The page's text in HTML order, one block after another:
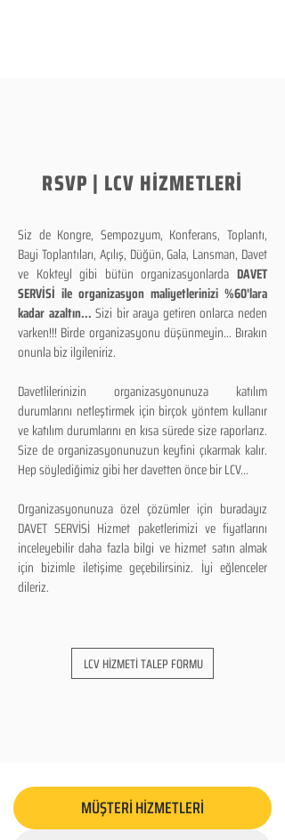
RSVP | LCV HİZMETLERİ
Siz de Kongre, Sempozyum, Konferans, Toplantı,
Bayi Toplantıları, Açılış, Düğün, Gala, Lansman, Davet
ve Kokteyl gibi bütün organizasyonlarda DAVET
SERVİSİ ile organizasyon maliyetlerinizi %60'lara
kadar azaltın...Sizi bir araya getiren onlarca neden
varken!!! Birde organizasyonu düşünmeyin... Bırakın
onunla biz ilgileniriz.
Davetlilerinizin organizasyonunuza katılım
durumlarını netleştirmek için birçok yöntem kullanır
ve katılım durumlarını en kısa sürede size raporlarız.
Size de organizasyonunuzun keyfini çıkarmak kalır.
Hep söylediğimiz gibi her davetten önce bir LCV...
Organizasyonunuza özel çözümler için buradayız
DAVET SERVİSİ Hizmet paketlerimizi ve fiyatlarını
inceleyebilir daha fazla bilgi ve hizmet satın almak
için bizimle iletişime geçebilirsiniz. İyi eğlenceler
dileriz.
LCV HİZMETİ TALEP FORMU
MÜŞTERİ HİZMETLERİ